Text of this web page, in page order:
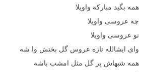
همه بگید مبارکه واویلا
چه عروسی واویلا
نو عروسی واویلا
وای ایشالله تازه عروس گل بختش وا شه
همه شبهاش پر گل مثل امشب باشه